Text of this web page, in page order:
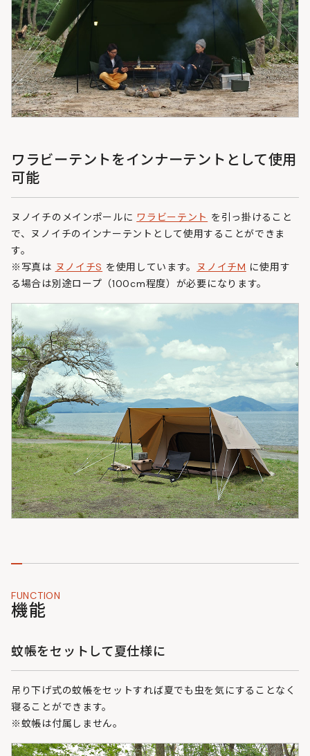
ワラビーテントをインナーテントとして使用
可能
ヌノイチのメインポールに ワラビーテント を引っ掛けること
で、ヌノイチのインナーテントとして使用することができま
す。
※写真は ヌノイチS を使用しています。 ヌノイチM に使用す
る場合は別途ロープ（100cm程度）が必要になります。
FUNCTION
機能
蚊帳をセットして夏仕様に
吊り下げ式の蚊帳をセットすれば夏でも虫を気にすることなく
寝ることができます。
※蚊帳は付属しません。